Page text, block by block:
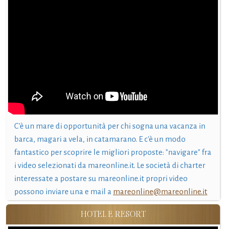
C'è un mare di opportunità per chi sogna una vacanza in
barca, magari a vela, in catamarano. E c'è un modo
fantastico per scoprire le migliori proposte: "navigare" fra
i video selezionati da mareonline.it. Le società di charter
interessate a postare su mareonline.it propri video
possono inviare una e mail a mareonline@mareonline.it
HOTEL E RESORT